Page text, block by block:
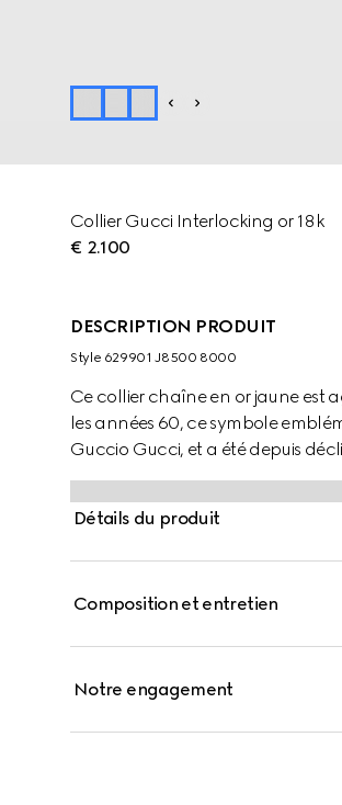
Collier Gucci Interlocking or 18k
€ 2.100
DESCRIPTION PRODUIT
Style ‎629901 J8500 8000
Ce collier chaîne en or jaune est
les années 60, ce symbole
Guccio Gucci, et a été depuis
Détails du produit
Composition et entretien
Notre engagement